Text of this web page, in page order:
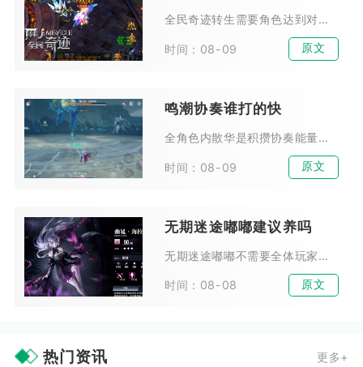
全民奇迹转生需要角色达到对应转生等级，前往勇者大陆寻找NPC雷萨德，集齐金币、魔晶以及对应转生阶段所需特殊材料，低阶转生直接提交资源即可完成，四转及以上高阶转生还需要通关...
时间：08-09 原文
鸣潮协奏谁打的快
全角色内散华是积攒协奏能量速度最快的角色，其次为维里奈，二者构成速切协奏体系核心，其余角色协奏充能效率均存在明显断层，实战循环耗时会高出一截，竞速刷副本、深塔竞速场景优先...
时间：08-09 原文
无期迷途嘟嘟建议养吗
无期迷途嘟嘟不需要全体玩家优先培养，拥有麦昆完整体系的玩家可以适度投入资源，普通新手、缺少召唤体系的玩家不建议耗费资源培养。嘟嘟属于体系限定型危级辅助，泛用性偏低，核心价...
时间：08-08 原文
热门资讯 更多+